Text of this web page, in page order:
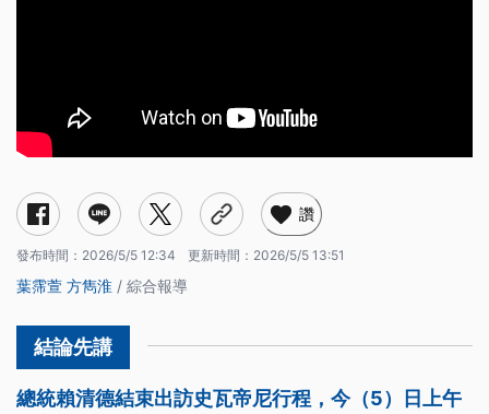
讚
發布時間： 2026/5/5 12:34 更新時間： 2026/5/5 13:51
葉霈萱 方雋淮 / 綜合報導
總統賴清德結束出訪史瓦帝尼行程，今（5）日上午